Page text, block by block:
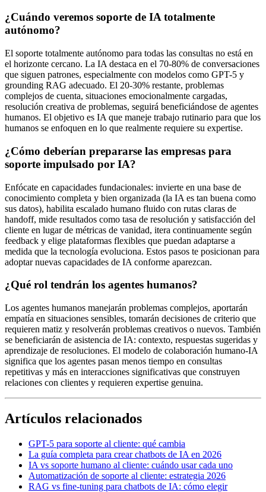
¿Cuándo veremos soporte de IA totalmente
autónomo?
El soporte totalmente autónomo para todas las consultas no está en
el horizonte cercano. La IA destaca en el 70-80% de conversaciones
que siguen patrones, especialmente con modelos como GPT-5 y
grounding RAG adecuado. El 20-30% restante, problemas
complejos de cuenta, situaciones emocionalmente cargadas,
resolución creativa de problemas, seguirá beneficiándose de agentes
humanos. El objetivo es IA que maneje trabajo rutinario para que los
humanos se enfoquen en lo que realmente requiere su expertise.
¿Cómo deberían prepararse las empresas para
soporte impulsado por IA?
Enfócate en capacidades fundacionales: invierte en una base de
conocimiento completa y bien organizada (la IA es tan buena como
sus datos), habilita escalado humano fluido con rutas claras de
handoff, mide resultados como tasa de resolución y satisfacción del
cliente en lugar de métricas de vanidad, itera continuamente según
feedback y elige plataformas flexibles que puedan adaptarse a
medida que la tecnología evoluciona. Estos pasos te posicionan para
adoptar nuevas capacidades de IA conforme aparezcan.
¿Qué rol tendrán los agentes humanos?
Los agentes humanos manejarán problemas complejos, aportarán
empatía en situaciones sensibles, tomarán decisiones de criterio que
requieren matiz y resolverán problemas creativos o nuevos. También
se beneficiarán de asistencia de IA: contexto, respuestas sugeridas y
aprendizaje de resoluciones. El modelo de colaboración humano-IA
significa que los agentes pasan menos tiempo en consultas
repetitivas y más en interacciones significativas que construyen
relaciones con clientes y requieren expertise genuina.
Artículos relacionados
GPT-5 para soporte al cliente: qué cambia
La guía completa para crear chatbots de IA en 2026
IA vs soporte humano al cliente: cuándo usar cada uno
Automatización de soporte al cliente: estrategia 2026
RAG vs fine-tuning para chatbots de IA: cómo elegir